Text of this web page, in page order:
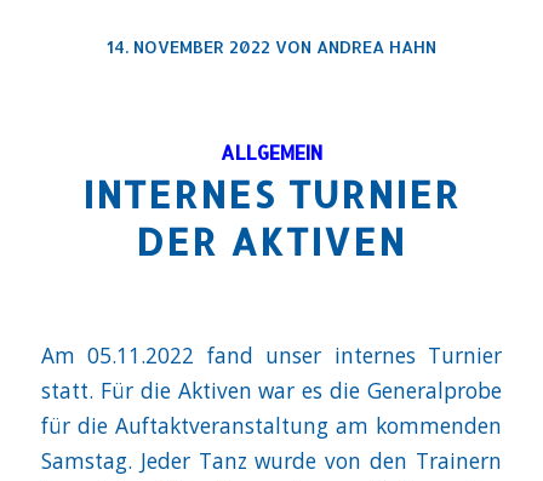
14. NOVEMBER 2022 VON ANDREA HAHN
ALLGEMEIN
INTERNES TURNIER
DER AKTIVEN
Am 05.11.2022 fand unser internes Turnier
statt. Für die Aktiven war es die Generalprobe
für die Auftaktveranstaltung am kommenden
Samstag. Jeder Tanz wurde von den Trainern